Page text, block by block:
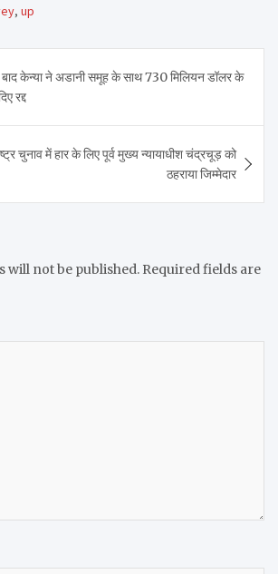
, up
केन्या ने अडानी समूह के साथ 730 मिलियन डॉलर के
रद्द
चुनाव में हार के लिए पूर्व मुख्य न्यायाधीश चंद्रचूड़ को
ठहराया जिम्मेदार
will not be published. Required fields are